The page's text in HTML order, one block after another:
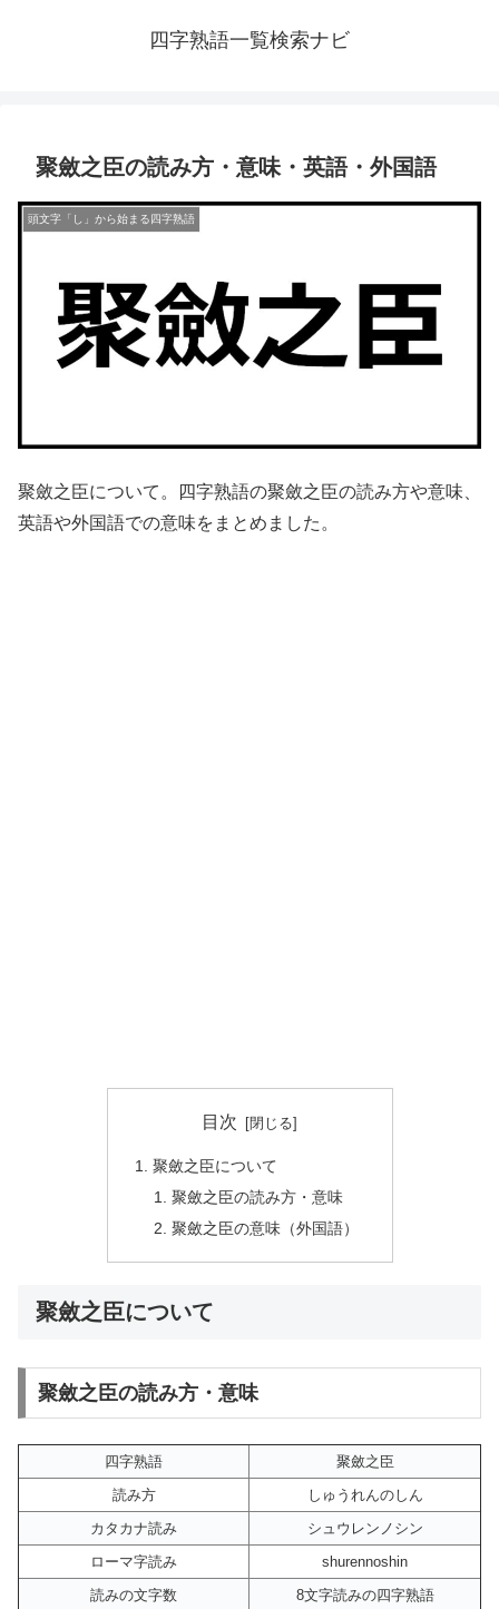
四字熟語一覧検索ナビ
聚斂之臣の読み方・意味・英語・外国語
頭文字「し」から始まる四字熟語
聚斂之臣について。四字熟語の聚斂之臣の読み方や意味、
英語や外国語での意味をまとめました。
目次
聚斂之臣について
聚斂之臣の読み方・意味
聚斂之臣の意味（外国語）
聚斂之臣について
聚斂之臣の読み方・意味
四字熟語
聚斂之臣
読み方
しゅうれんのしん
カタカナ読み
シュウレンノシン
ローマ字読み
shurennoshin
読みの文字数
8文字読みの四字熟語